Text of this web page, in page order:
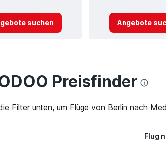
suchen Angebote
Preisfinder
Filter unten, um Flüge von Berlin nach
Flug